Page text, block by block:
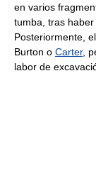
en varios
tumba, tras
Posteriormente,
Burton o Carter,
labor de